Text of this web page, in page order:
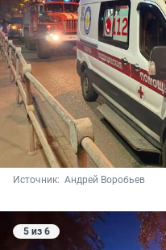
Источник: Андрей Воробьев
5 из 6